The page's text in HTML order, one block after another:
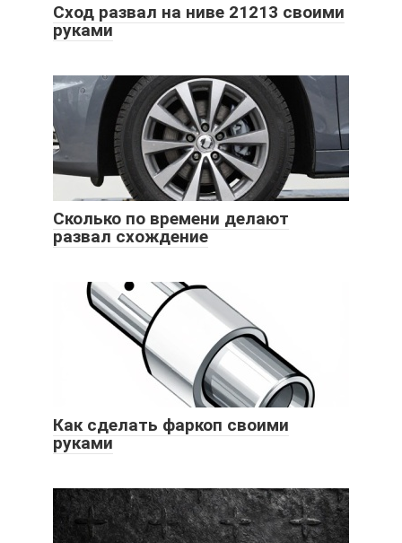
Сход развал на ниве 21213 своими
руками
Сколько по времени делают
развал схождение
Как сделать фаркоп своими
руками